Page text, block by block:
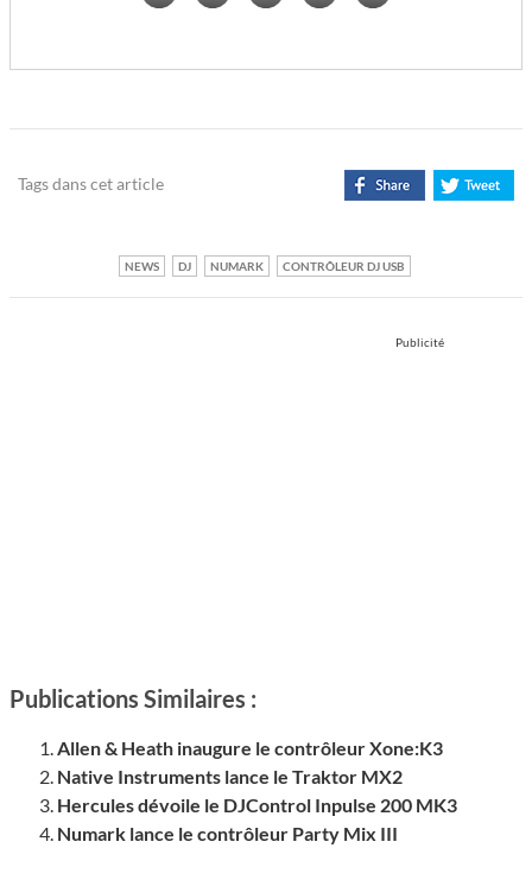
Tags dans cet article
NEWS DJ NUMARK CONTRÔLEUR DJ USB
Publicité
Publications Similaires :
Allen & Heath inaugure le contrôleur Xone:K3
Native Instruments lance le Traktor MX2
Hercules dévoile le DJControl Inpulse 200 MK3
Numark lance le contrôleur Party Mix III